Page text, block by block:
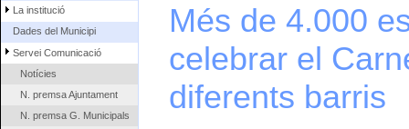
La institució
Dades del Municipi
Servei Comunicació
Notícies
N. premsa Ajuntament
N. premsa G. Municipals
Més de 4.000
celebrar el
diferents barris